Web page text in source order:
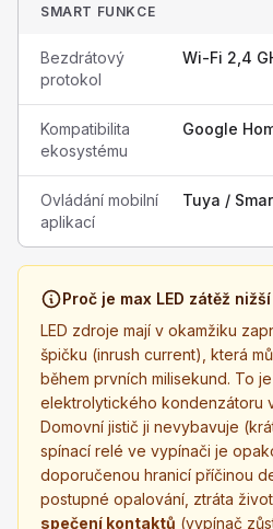
SMART FUNKCE
Bezdrátový
protokol
Wi-Fi 2,4
Kompatibilita
ekosystému
Google
Ovládání mobilní
aplikací
Tuya /
Proč je max LED zátěž
LED zdroje mají v okamžiku
špičku (inrush current), která
během prvních milisekund. To
elektrolytického kondenzátoru
Domovní jistič ji nevybavuje
spínací relé ve vypínači je
doporučenou hranicí příčinou
postupné opalování, ztráta
spečení kontaktů (vypínač